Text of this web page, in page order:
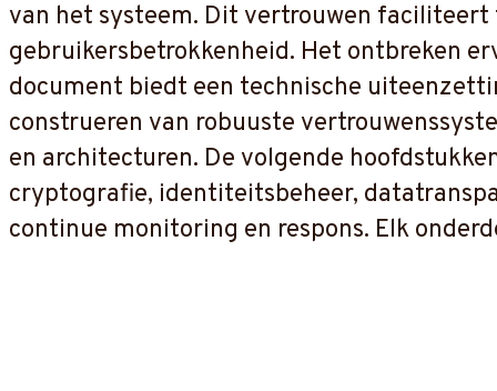
van het systeem. Dit vertrouwen
gebruikersbetrokkenheid. Het ontbreken
document biedt een technische
construeren van robuuste
en architecturen. De volgende
cryptografie, identiteitsbeheer,
continue monitoring en respons. Elk